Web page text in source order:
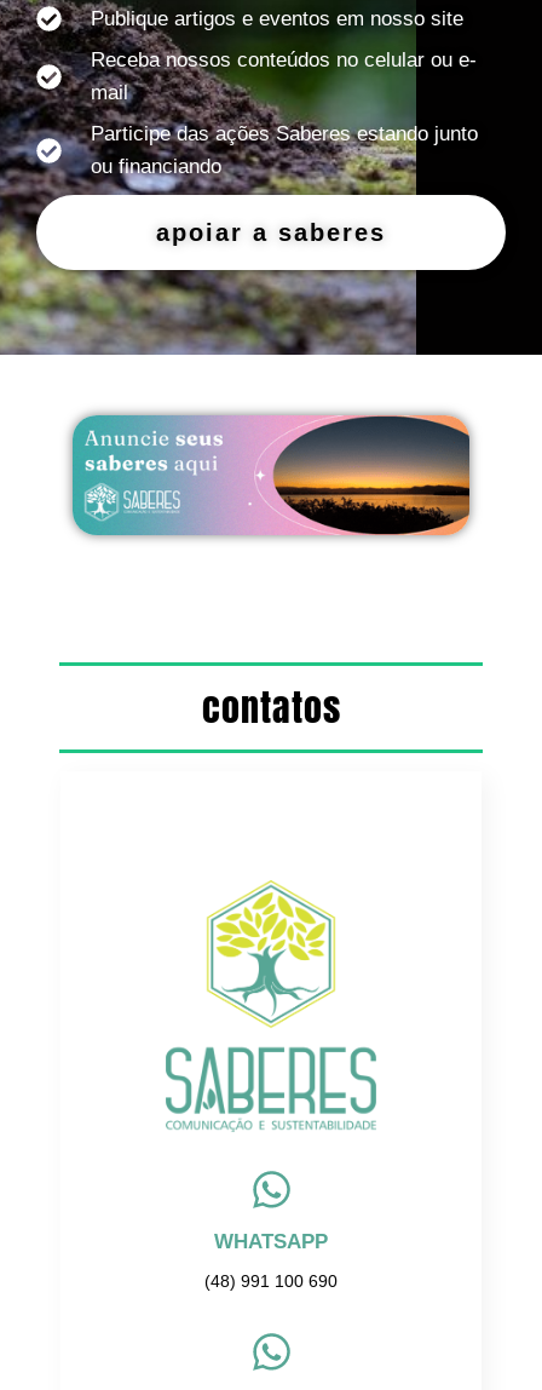
Publique artigos e eventos em nosso site
Receba nossos conteúdos no celular ou e-
mail
Participe das ações Saberes estando junto
ou financiando
apoiar a saberes
contatos
WHATSAPP
(48) 991 100 690